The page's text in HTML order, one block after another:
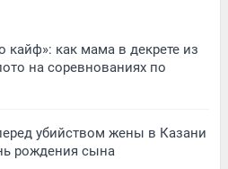
как мама в декрете из
на соревнованиях по
убийством жены в Казани
рождения сына